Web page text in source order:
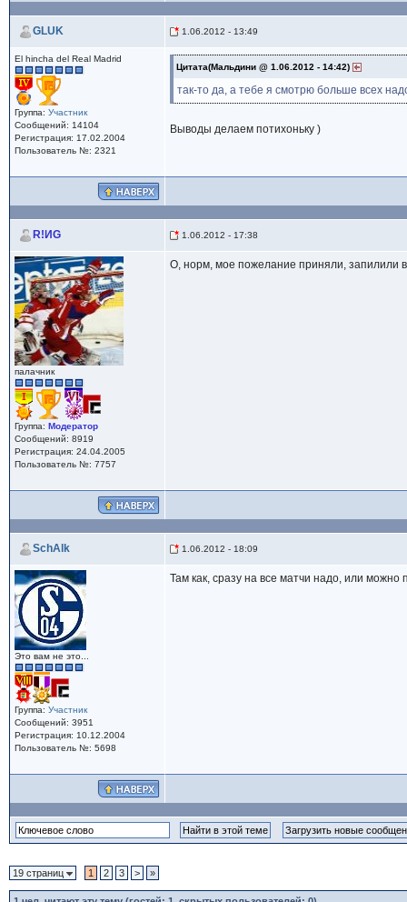
GLUK 1.06.2012 - 13:49
El hincha del Real Madrid
Группа: Участник
Сообщений: 14104
Регистрация: 17.02.2004
Пользователь №: 2321
Цитата(Мальдини @ 1.06.2012 - 14:42)
так-то да, а тебе я смотрю больше всех
Выводы делаем потихоньку )
R!ИG 1.06.2012 - 17:38
палачник
Группа: Модератор
Сообщений: 8919
Регистрация: 24.04.2005
Пользователь №: 7757
О, норм, мое пожелание приняли, запилили
SchAlk 1.06.2012 - 18:09
Это вам не это...
Группа: Участник
Сообщений: 3951
Регистрация: 10.12.2004
Пользователь №: 5698
Там как, сразу на все матчи надо, или можно
19 страниц 1 2 3 > »